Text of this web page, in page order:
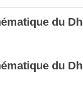
du
du